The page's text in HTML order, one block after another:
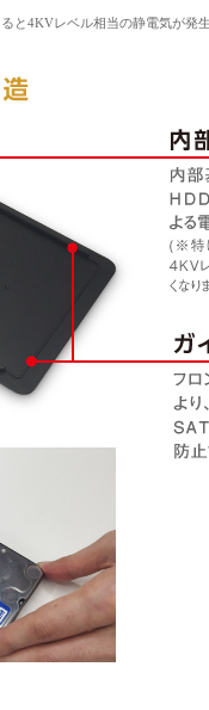
と4KVレベル相当の静電気が発